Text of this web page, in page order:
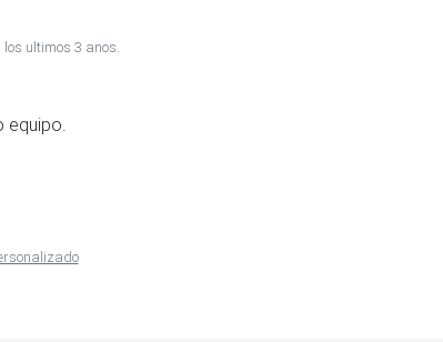
ultimos 3 anos.
equipo.